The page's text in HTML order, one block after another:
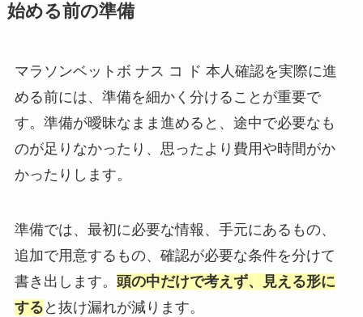
始める前の準備
マラソンベットボ ナス コ ド 本人確認を実際に進
める前には、準備を細かく分けることが重要で
す。準備が曖昧なまま進めると、途中で必要なも
のが足りなかったり、思ったより費用や時間がか
かったりします。
準備では、最初に必要な情報、手元にあるもの、
追加で用意するもの、確認が必要な条件を分けて
書き出します。 頭の中だけで考えず、見える形に
する と抜け漏れが減ります。